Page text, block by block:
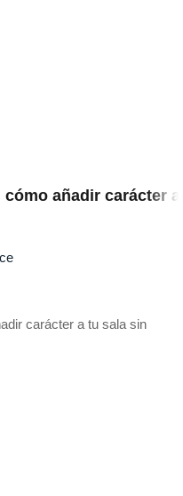
añadir carácter a
carácter a tu sala sin